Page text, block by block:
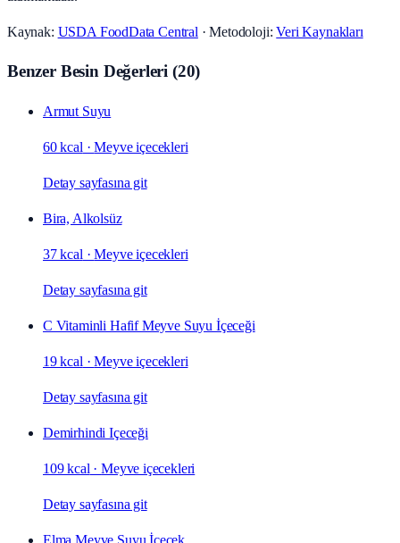
Kaynak: USDA FoodData Central · Metodoloji:Veri Kaynakları
Benzer Besin Değerleri (20)
Armut Suyu
60 kcal ·Meyve içecekleri
Detay sayfasına git
Bira, Alkolsüz
37 kcal ·Meyve içecekleri
Detay sayfasına git
C Vitaminli Hafif Meyve Suyu İçeceği
19 kcal ·Meyve içecekleri
Detay sayfasına git
Demirhindi Içeceği
109 kcal ·Meyve içecekleri
Detay sayfasına git
Elma Meyve Suyu İçecek